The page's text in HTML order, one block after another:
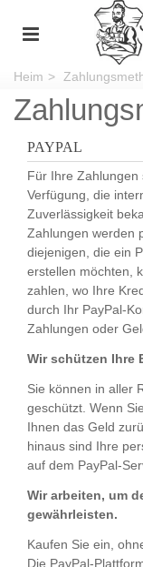
Heim >
PAYPAL
Für Ihre Zahlungen
Verfügung, die
Zuverlässigkeit
Zahlungen werden
diejenigen, die ein
erstellen möchten,
zahlen, wo Ihre
durch Ihr PayPal-
Zahlungen oder
Wir schützen Ihre
Sie können in aller
geschützt. Wenn
Ihnen das Geld
hinaus sind Ihre
auf dem PayPal-
Wir arbeiten, um
gewährleisten.
Kaufen Sie ein,
Die PayPal-